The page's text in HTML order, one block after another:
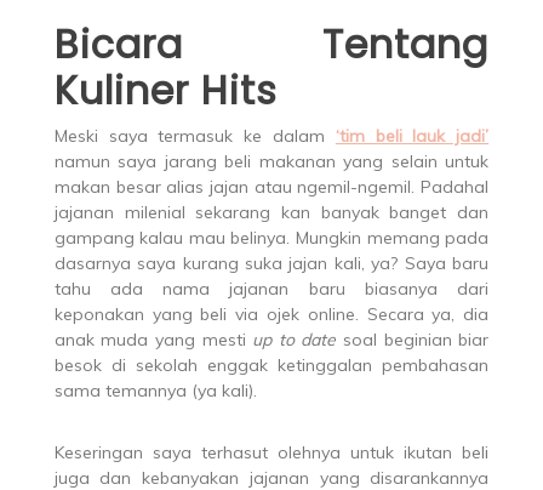
Bicara Tentang
Kuliner Hits
Meski saya termasuk ke dalam ‘tim beli lauk jadi’
namun saya jarang beli makanan yang selain untuk
makan besar alias jajan atau ngemil-ngemil. Padahal
jajanan milenial sekarang kan banyak banget dan
gampang kalau mau belinya. Mungkin memang pada
dasarnya saya kurang suka jajan kali, ya? Saya baru
tahu ada nama jajanan baru biasanya dari
keponakan yang beli via ojek online. Secara ya, dia
anak muda yang mesti up to date soal beginian biar
besok di sekolah enggak ketinggalan pembahasan
sama temannya (ya kali).
Keseringan saya terhasut olehnya untuk ikutan beli
juga dan kebanyakan jajanan yang disarankannya